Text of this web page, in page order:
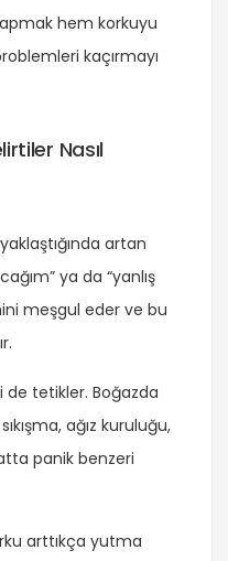
hem korkuyu
kaçırmayı
Nasıl
artan
ya da “yanlış
meşgul eder ve bu
de tetikler. Boğazda
ağız kuruluğu,
panik benzeri
arttıkça yutma